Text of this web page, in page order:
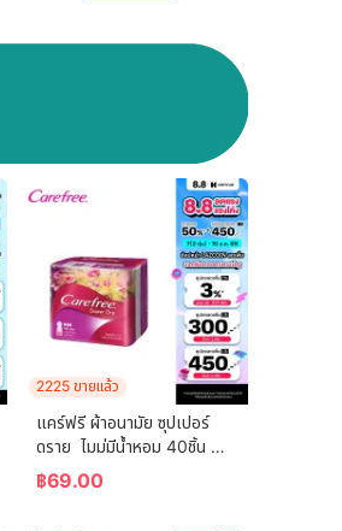
2225 ขายแล้ว
แคร์ฟรี ผ้าอนามัย ซุปเปอร์
ดราย  ไมม่มีน้ำหอม 40ชิ้น
Carefree Panty Liner
Super Dry Fragrance-
฿69.00